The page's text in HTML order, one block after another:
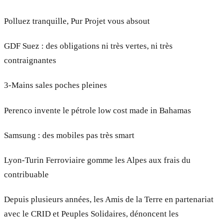
Polluez tranquille, Pur Projet vous absout
GDF Suez : des obligations ni très vertes, ni très
contraignantes
3-Mains sales poches pleines
Perenco invente le pétrole low cost made in Bahamas
Samsung : des mobiles pas très smart
Lyon-Turin Ferroviaire gomme les Alpes aux frais du
contribuable
Depuis plusieurs années, les Amis de la Terre en partenariat
avec le CRID et Peuples Solidaires, dénoncent les